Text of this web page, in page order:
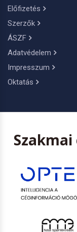
Előfizetés
Szerzők
ÁSZF
Adatvédelem
Impresszum
Oktatás